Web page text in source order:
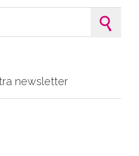
newsletter